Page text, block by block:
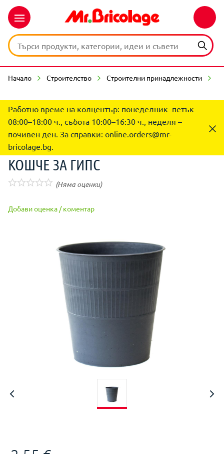
Начало Строителство Строителни принадлежности
Работно време на колцентър: понеделник–петък
08:00–18:00 ч., събота 10:00–16:30 ч., неделя –
почивен ден. За справки: online.orders@mr-
bricolage.bg.
КОШЧЕ ЗА ГИПС
(Няма оценки)
Добави оценка / коментар